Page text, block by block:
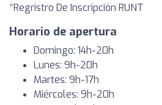
*Regristro De Inscripción RUNT
Horario de apertura
Domingo: 14h-20h
Lunes: 9h-20h
Martes: 9h-17h
Miércoles: 9h-20h